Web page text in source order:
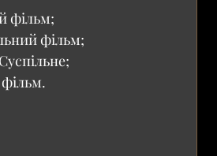
фільм;
фільм;